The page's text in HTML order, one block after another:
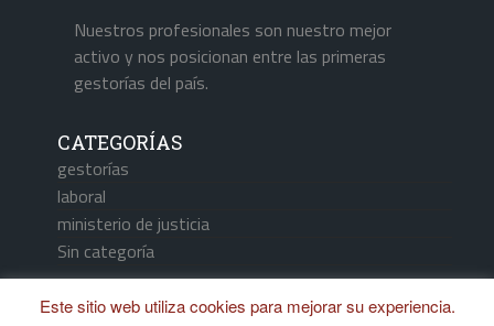
Nuestros profesionales son nuestro mejor
activo y nos posicionan entre las primeras
gestorías del país.
CATEGORÍAS
gestorías
laboral
ministerio de justicia
Sin categoría
Este sitio web utiliza cookies para mejorar su experiencia.